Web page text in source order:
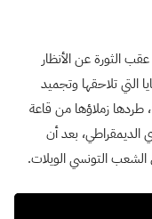
الثورة عن الأنظار
تلاحقها وتجميد
عملها في سلك المحاماة، ففي مارس/آذار 2011، طردها زملاؤها من قاعة
بعد أن
التونسي الويلات.